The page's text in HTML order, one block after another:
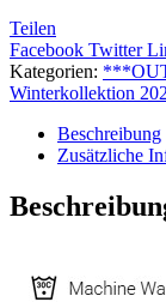
Teilen
Facebook Twitter
Kategorien:
Winterkollektion
Beschreibung
Zusätzliche